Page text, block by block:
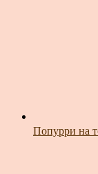
Попурри на